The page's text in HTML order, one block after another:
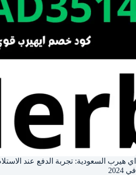
اي هيرب السعودية: تجربة الدفع عند
في 2024